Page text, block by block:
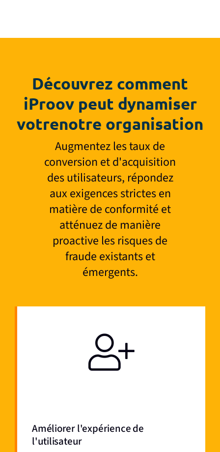
Découvrez comment
iProov peut dynamiser
votrenotre organisation
Augmentez les taux de
conversion et d'acquisition
des utilisateurs, répondez
aux exigences strictes en
matière de conformité et
atténuez de manière
proactive les risques de
fraude existants et
émergents.
Améliorer l'expérience de
l'utilisateur